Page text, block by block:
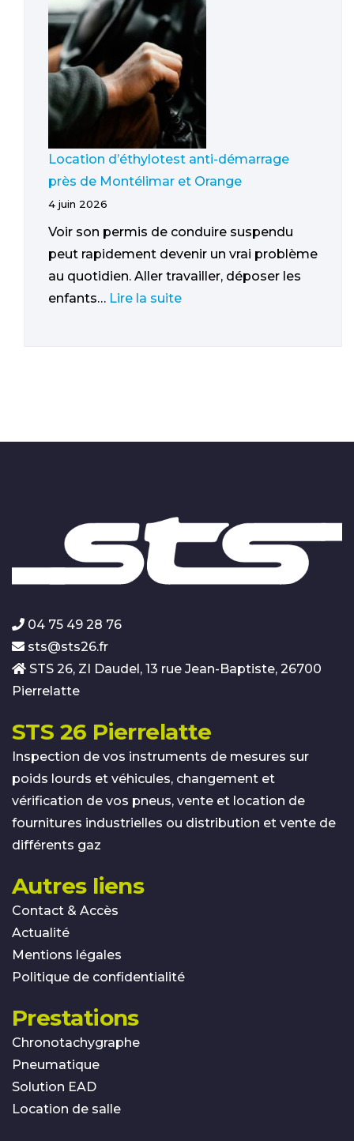
Location d’éthylotest anti-démarrage
près de Montélimar et Orange
4 juin 2026
Voir son permis de conduire suspendu
peut rapidement devenir un vrai problème
au quotidien. Aller travailler, déposer les
enfants… Lire la suite
04 75 49 28 76
sts@sts26.fr
STS 26, ZI Daudel, 13 rue Jean-Baptiste, 26700
Pierrelatte
STS 26 Pierrelatte
Inspection de vos instruments de mesures sur
poids lourds et véhicules, changement et
vérification de vos pneus, vente et location de
fournitures industrielles ou distribution et vente de
différents gaz
Autres liens
Contact & Accès
Actualité
Mentions légales
Politique de confidentialité
Prestations
Chronotachygraphe
Pneumatique
Solution EAD
Location de salle